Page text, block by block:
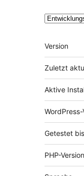
Meta
Version
Zuletzt
Aktive
WordPress-
Getestet bis
PHP-Version